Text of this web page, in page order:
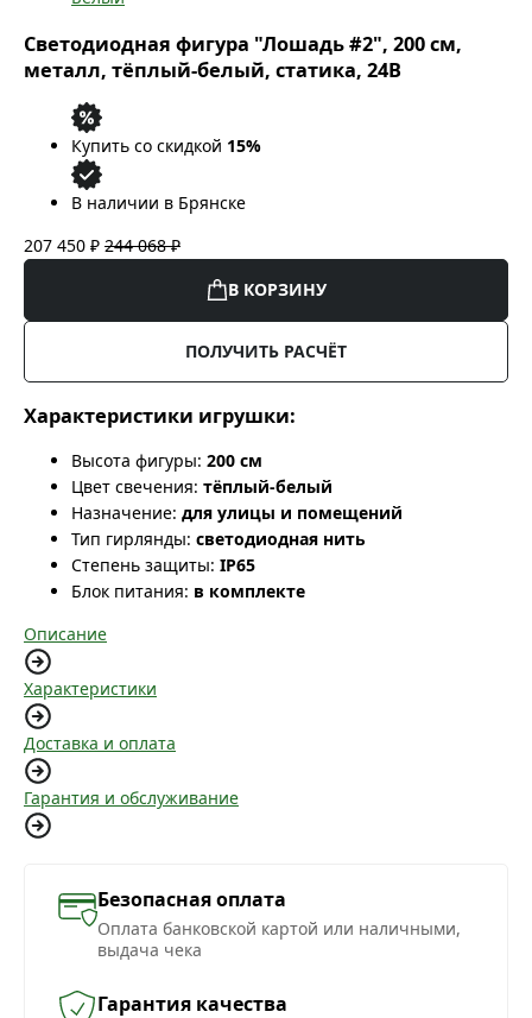
Светодиодная фигура "Лошадь #2", 200 см,
металл, тёплый-белый, статика, 24В
Купить со скидкой 15%
В наличии в Брянске
207 450 ₽ 244 068 ₽
В КОРЗИНУ
ПОЛУЧИТЬ РАСЧЁТ
Характеристики игрушки:
Высота фигуры: 200 см
Цвет свечения: тёплый-белый
Назначение: для улицы и помещений
Тип гирлянды: светодиодная нить
Степень защиты: IP65
Блок питания: в комплекте
Описание
Характеристики
Доставка и оплата
Гарантия и обслуживание
Безопасная оплата
Оплата банковской картой или наличными,
выдача чека
Гарантия качества